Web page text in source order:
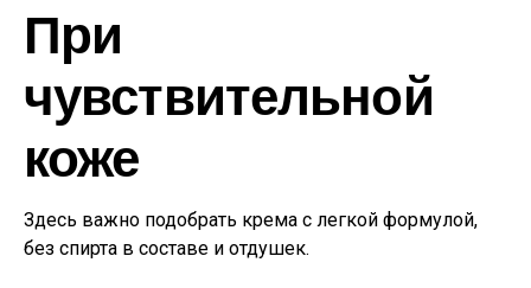
При
чувствительной
коже
Здесь важно подобрать крема с легкой формулой,
без спирта в составе и отдушек.